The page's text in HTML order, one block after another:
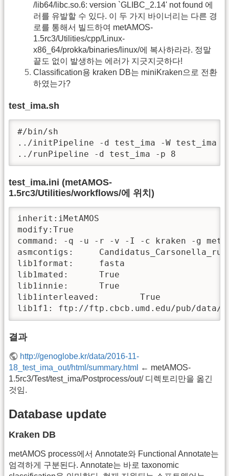
/lib64/libc.so.6: version `GLIBC_2.14' not found 에
러를 유발할 수 있다. 이 두 가지 바이너리는 다른 경
로를 통해서 빌드하여 metAMOS-
1.5rc3/Utilities/cpp/Linux-
x86_64/prokka/binaries/linux/에 복사하라라. 정말
끝도 없이 발생하는 에러가 지긋지긋하다!
Classification용 kraken DB는 miniKraken으로 전환
하였는가?
test_ima.sh
#/bin/sh
../initPipeline -d test_ima -W test_ima
../runPipeline -d test_ima -p 8
test_ima.ini (metAMOS-
1.5rc3/Utilities/workflows/에 위치)
inherit:iMetAMOS
modify:True
command: -q -u -r -v -I -c kraken -g
asmcontigs:
lib1format:     fasta
lib1mated:      True
lib1innie:      True
lib1interleaved:        True
lib1f1: ftp://ftp.cbcb.umd.edu/pub/data/
결과
http://genoglobe.kr/data/2016-11-
18_test_ima_out/html/summary.html
← metAMOS-
1.5rc3/Test/test_ima/Postprocess/out/ 디렉토리만을 옮긴
것임.
Database update
Kraken DB
metAMOS process에서 Annotate와 Functional Annotate는
엄격하게 구분된다. Annotate는 바로 taxonomic